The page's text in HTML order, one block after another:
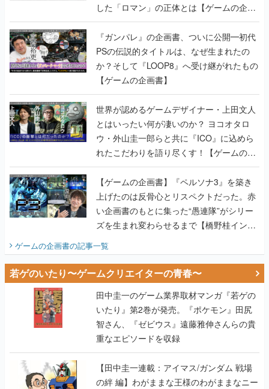
した「ロマン」の正体とは【ゲームの企画
書】
『ガンパレ』の企画書、ついに公開━初代
PSの伝説的タイトルは、なぜ生まれたの
か？そして『LOOP8』へ受け継がれたもの
【ゲームの企画書】
世界が認めるゲームデザイナー・上田文人
とはいったい何が凄いのか？ ヨコオタロ
ウ・外山圭一郎らと共に『ICO』に込めら
れたこだわりを語り尽くす！【ゲームの企
画書】
【ゲームの企画書】『ペルソナ3』を築き
上げたのは反骨心とリスペクトだった。赤
い企画書のもとに集った“愚連隊”がシリー
ズを生まれ変わらせるまで【橋野桂インタ
ビュー】
ゲームの企画書の記事一覧
若ゲのいたり〜ゲームクリエイターの青春〜
田中圭一のゲーム業界取材マンガ『若ゲの
いたり』第2巻が発売。『ポケモン』田尻
智さん、『ゼビウス』遠藤雅伸さんらの貴
重なエピソードを収録
【田中圭一連載：アイマス/ガンダム 戦場
の絆 編】わがままな王様のわがままなニー